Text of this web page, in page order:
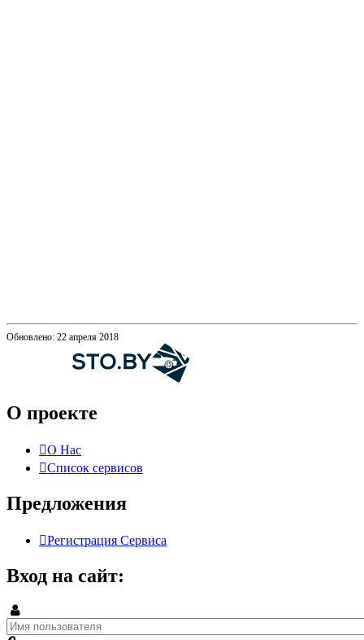
Обновлено: 22 апреля 2018
О проекте
О Нас
Список сервисов
Предложения
Регистрация Сервиса
Вход на сайт: